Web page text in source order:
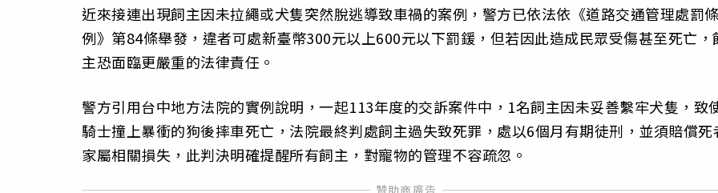
近來接連出現飼主因未拉繩或犬隻突然脫逃導致車禍的案例，警方已依法依《道路交通管理處罰
例》第84條舉發，違者可處新臺幣300元以上600元以下罰鍰，但若因此造成民眾受傷甚至死亡，
主恐面臨更嚴重的法律責任。
警方引用台中地方法院的實例說明，一起113年度的交訴案件中，1名飼主因未妥善繫牢犬隻，致
騎士撞上暴衝的狗後摔車死亡，法院最終判處飼主過失致死罪，處以6個月有期徒刑，並須賠償死
家屬相關損失，此判決明確提醒所有飼主，對寵物的管理不容疏忽。